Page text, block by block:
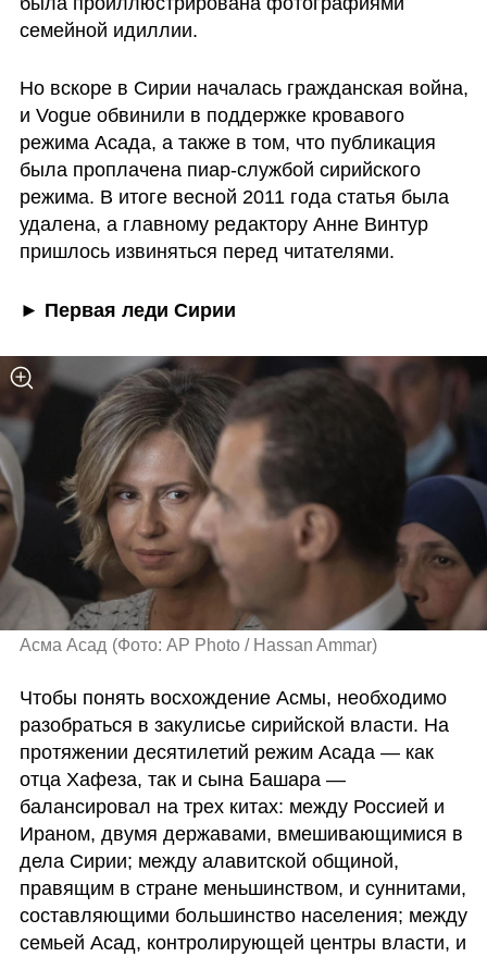
семейной идиллии.
Но вскоре в Сирии началась гражданская война,
и Vogue обвинили в поддержке кровавого
режима Асада, а также в том, что публикация
была проплачена пиар-службой сирийского
режима. В итоге весной 2011 года статья была
удалена, а главному редактору Анне Винтур
пришлось извиняться перед читателями.
► Первая леди Сирии
Асма Асад (Фото: AP Photo / Hassan Ammar)
Чтобы понять восхождение Асмы, необходимо
разобраться в закулисье сирийской власти. На
протяжении десятилетий режим Асада — как
отца Хафеза, так и сына Башара —
балансировал на трех китах: между Россией и
Ираном, двумя державами, вмешивающимися в
дела Сирии; между алавитской общиной,
правящим в стране меньшинством, и суннитами,
составляющими большинство населения; между
семьей Асад, контролирующей центры власти, и